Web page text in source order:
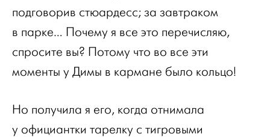
подговорив стюардесс; за завтраком
в парке… Почему я все это перечисляю,
спросите вы? Потому что во все эти
моменты у Димы в кармане было кольцо!
Но получила я его, когда отнимала
у официантки тарелку с тигровыми